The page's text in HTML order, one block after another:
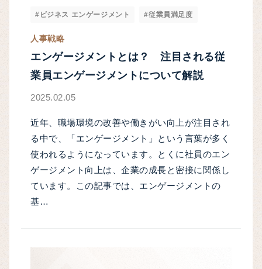
#ビジネス エンゲージメント #従業員満足度
人事戦略
エンゲージメントとは？ 注目される従
業員エンゲージメントについて解説
2025.02.05
近年、職場環境の改善や働きがい向上が注目され
る中で、「エンゲージメント」という言葉が多く
使われるようになっています。とくに社員のエン
ゲージメント向上は、企業の成長と密接に関係し
ています。この記事では、エンゲージメントの
基…